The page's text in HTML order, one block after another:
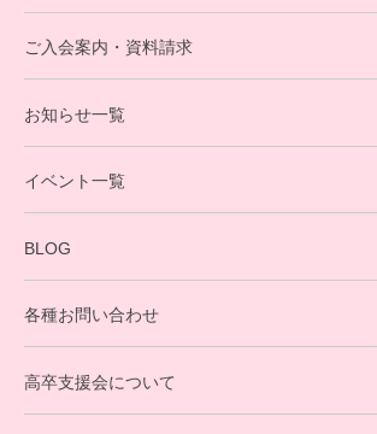
eスポーツコース
就労支援コース
英会話・海外留学コース
寮生活サポート
卒業生の今
アウトリーチ支援
[家庭訪問カウンセリング]
ご入会案内・資料請求
お知らせ一覧
イベント一覧
BLOG
保護者交流だより一覧
各種お問い合わせ
高卒支援会について